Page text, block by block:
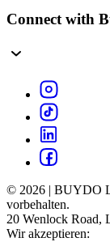
Connect with
© 2026 | BUYDO
vorbehalten.
20 Wenlock Road,
Wir akzeptieren: